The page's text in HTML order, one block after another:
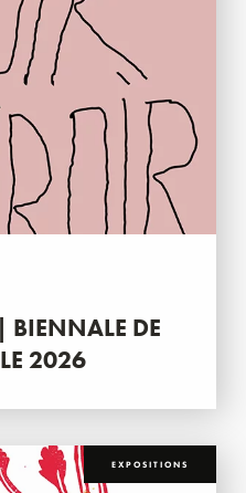
DE
2026
EXPOSITIONS